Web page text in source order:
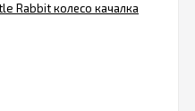
Rabbit колесо качалка